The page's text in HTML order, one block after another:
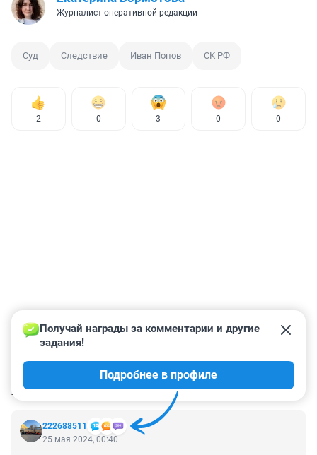
Журналист оперативной редакции
Суд Следствие Иван Попов СК РФ
2 0 3 0 0
КОММЕНТАРИИ 17
222688511
Получай награды за комментарии и другие
задания!
Подробнее в профиле
25 мая 2024, 00:40